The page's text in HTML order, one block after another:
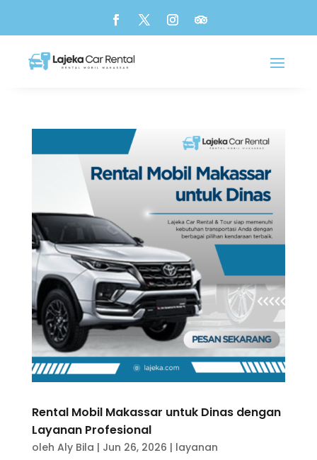
Rental Mobil Makassar untuk Dinas dengan
Layanan Profesional
oleh Aly Bila | Jun 26, 2026 | layanan